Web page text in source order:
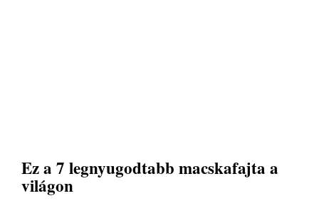
Ez a 7 legnyugodtabb macskafajta a
világon